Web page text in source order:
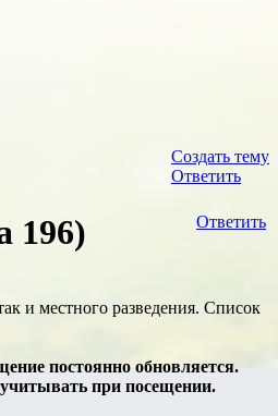
Создать тему
Ответить
Ответить
196)
и местного разведения. Список
постоянно обновляется.
при посещении.